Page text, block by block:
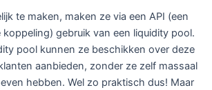
te maken, maken ze via een API (een
gebruik van een liquidity pool.
pool kunnen ze beschikken over deze
aanbieden, zonder ze zelf massaal
hebben. Wel zo praktisch dus! Maar